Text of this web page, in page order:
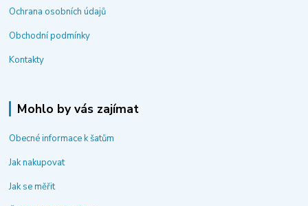
Ochrana osobních údajů
Obchodní podmínky
Kontakty
Mohlo by vás zajímat
Obecné informace k šatům
Jak nakupovat
Jak se měřit